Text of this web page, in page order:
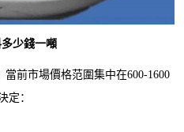
少錢一噸
當前市場價格范圍集中在600-1600
定：